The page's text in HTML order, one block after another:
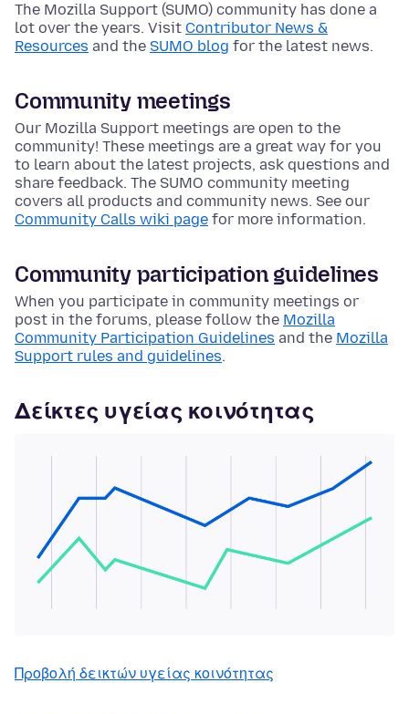
The Mozilla Support (SUMO) community has done a
lot over the years. Visit Contributor News &
Resources and the SUMO blog for the latest news.
Community meetings
Our Mozilla Support meetings are open to the
community! These meetings are a great way for you
to learn about the latest projects, ask questions and
share feedback. The SUMO community meeting
covers all products and community news. See our
Community Calls wiki page for more information.
Community participation guidelines
When you participate in community meetings or
post in the forums, please follow the Mozilla
Community Participation Guidelines and the Mozilla
Support rules and guidelines.
Δείκτες υγείας κοινότητας
Προβολή δεικτών υγείας κοινότητας